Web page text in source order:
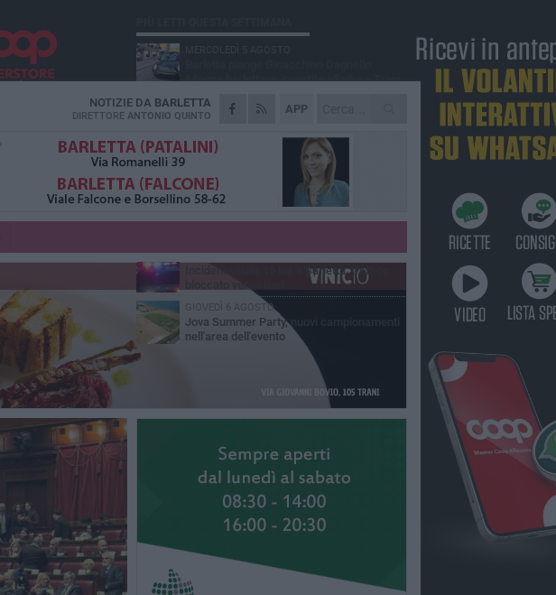
APP
NOTIZIE DA BARLETTA
DIRETTORE ANTONIO QUINTO
64enne barlettano investito all'alba a Trani
GIOVEDÌ 6 AGOSTO
Il ricordo di "Cecco", il benzinaio col
separavano dalla pensione»
MERCOLEDÌ 5 AGOSTO
Jova Summer Party, giovedì mattina
sopralluogo nell'area dell'evento
DOMENICA 2 AGOSTO
Beni confiscati alla mafia. Nasce il servizio
VENERDÌ 7 AGOSTO
Incidente sulla 16 bis a Barletta, traffico
GIOVEDÌ 6 AGOSTO
Jova Summer Party, nuovi campionamenti
nell'area dell'evento